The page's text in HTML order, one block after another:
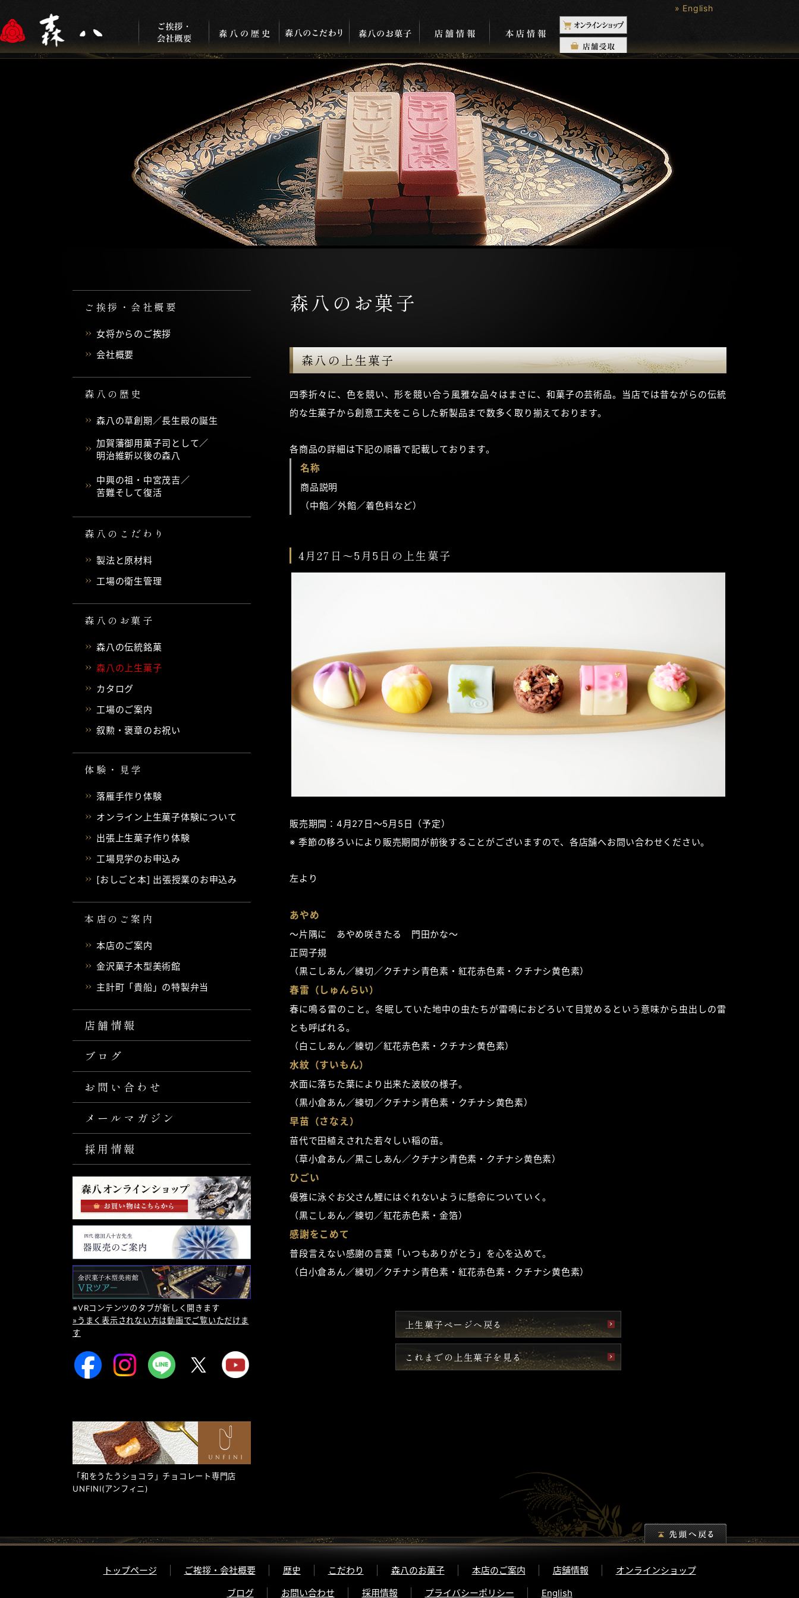
» English
ご挨拶・会社概要
女将からのご挨拶
会社概要
森八の歴史
森八の草創期／長生殿の誕生
加賀藩御用菓子司として／
明治維新以後の森八
中興の祖・中宮茂吉／
苦難そして復活
森八のこだわり
製法と原材料
工場の衛生管理
森八のお菓子
森八の伝統銘菓
森八の上生菓子
カタログ
工場のご案内
叙勲・褒章のお祝い
体験・見学
落雁手作り体験
オンライン上生菓子体験について
出張上生菓子作り体験
工場見学のお申込み
[おしごと本] 出張授業のお申込み
本店のご案内
本店のご案内
金沢菓子木型美術館
主計町「貴船」の特製弁当
店舗情報
ブログ
お問い合わせ
メールマガジン
採用情報
※VRコンテンツのタブが新しく開きます
»うまく表示されない方は動画でご覧いただけま
す
「和をうたうショコラ」チョコレート専門店
UNFINI(アンフィニ)
森八のお菓子
森八の上生菓子
四季折々に、色を競い、形を競い合う風雅な品々はまさに、和菓子の芸術品。当店では昔ながらの伝統
的な生菓子から創意工夫をこらした新製品まで数多く取り揃えております。
各商品の詳細は下記の順番で記載しております。
名称
商品説明
（中餡／外餡／着色料など）
4月27日～5月5日の上生菓子
販売期間：4月27日～5月5日（予定）
季節の移ろいにより販売期間が前後することがございますので、各店舗へお問い合わせください。
左より
あやめ
～片隅に あやめ咲きたる 門田かな～
正岡子規
（黒こしあん／練切／クチナシ青色素・紅花赤色素・クチナシ黄色素）
春雷（しゅんらい）
春に鳴る雷のこと。冬眠していた地中の虫たちが雷鳴におどろいて目覚めるという意味から虫出しの雷
とも呼ばれる。
（白こしあん／練切／紅花赤色素・クチナシ黄色素）
水紋（すいもん）
水面に落ちた葉により出来た波紋の様子。
（黒小倉あん／練切／クチナシ青色素・クチナシ黄色素）
早苗（さなえ）
苗代で田植えされた若々しい稲の苗。
（草小倉あん／黒こしあん／クチナシ青色素・クチナシ黄色素）
ひごい
優雅に泳ぐお父さん鯉にはぐれないように懸命についていく。
（黒こしあん／練切／紅花赤色素・金箔）
感謝をこめて
普段言えない感謝の言葉「いつもありがとう」を心を込めて。
（白小倉あん／練切／クチナシ青色素・紅花赤色素・クチナシ黄色素）
上生菓子ページへ戻る
これまでの上生菓子を見る
トップページ ご挨拶・会社概要 歴史 こだわり 森八のお菓子 本店のご案内 店舗情報
オンラインショップ
ブログ
お問い合わせ 採用情報 プライバシーポリシー English